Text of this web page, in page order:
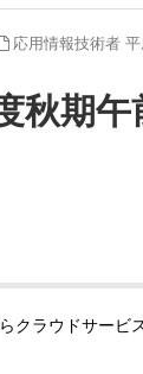
応用情報技術者
秋期午
クラウドサービ